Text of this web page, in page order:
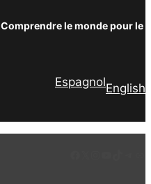
Comprendre le monde pour le
EspagnolEnglish